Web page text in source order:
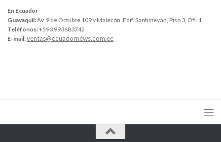
En Ecuador
Guayaquil:Av. 9 de Octubre 109 y Malecón, Edif. Santistevan, Piso 3, Ofi. 1
Teléfonos:+593 993683742
E-mail:ventas@ecuadornews.com.ec